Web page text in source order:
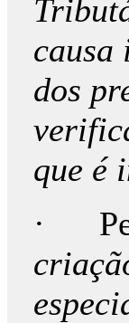
causa
dos
que é
·